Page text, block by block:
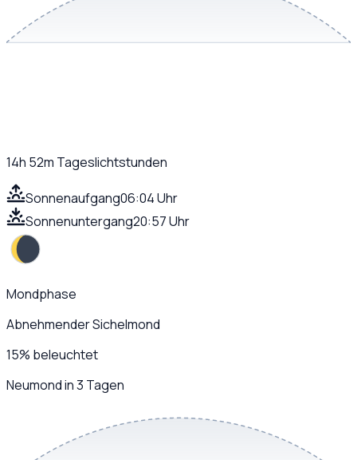
14h 52m Tageslichtstunden
Sonnenaufgang06:04 Uhr
Sonnenuntergang20:57 Uhr
Mondphase
Abnehmender Sichelmond
15% beleuchtet
Neumond in 3 Tagen